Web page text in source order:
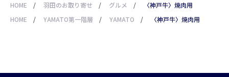
HOME
/ 羽田のお取り寄せ / グルメ /
〈神戸牛〉焼肉用
HOME
/ YAMATO第一階層 / YAMATO / 〈神戸牛〉焼肉用